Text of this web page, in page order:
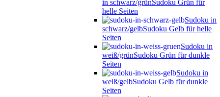
in schwarz/grünSudoku Grün für
helle Seiten
Sudoku in
schwarz/gelbSudoku Gelb für helle
Seiten
Sudoku in
weiß/grünSudoku Grün für dunkle
Seiten
Sudoku in
weiß/gelbSudoku Gelb für dunkle
Seiten